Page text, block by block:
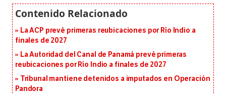
La ACP prevé primeras reubicaciones por Río Indio a
finales de 2027
La Autoridad del Canal de Panamá prevé primeras
reubicaciones por Río Indio a finales de 2027
Tribunal mantiene detenidos a imputados en Operación
Pandora